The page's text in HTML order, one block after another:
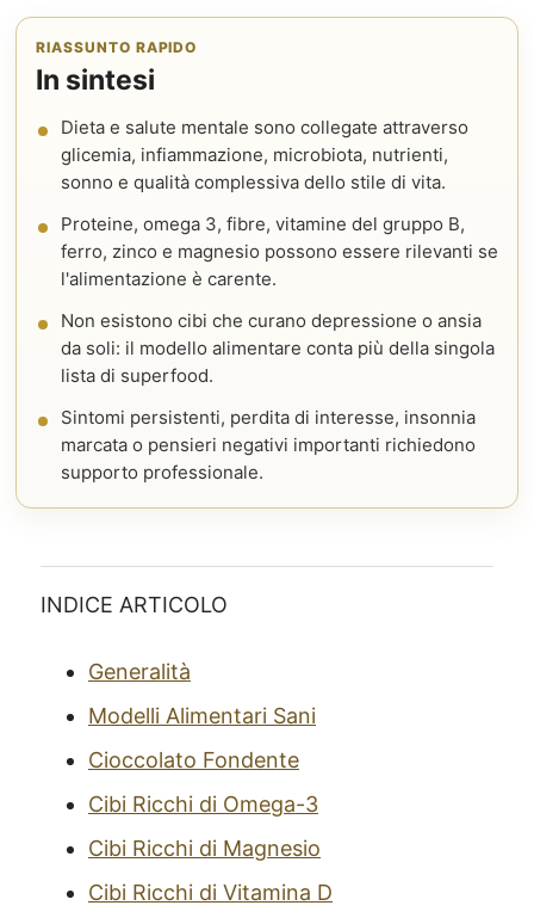
RIASSUNTO RAPIDO
In sintesi
Dieta e salute mentale sono collegate attraverso
glicemia, infiammazione, microbiota, nutrienti,
sonno e qualità complessiva dello stile di vita.
Proteine, omega 3, fibre, vitamine del gruppo B,
ferro, zinco e magnesio possono essere rilevanti se
l'alimentazione è carente.
Non esistono cibi che curano depressione o ansia
da soli: il modello alimentare conta più della singola
lista di superfood.
Sintomi persistenti, perdita di interesse, insonnia
marcata o pensieri negativi importanti richiedono
supporto professionale.
INDICE ARTICOLO
Generalità
Modelli Alimentari Sani
Cioccolato Fondente
Cibi Ricchi di Omega-3
Cibi Ricchi di Magnesio
Cibi Ricchi di Vitamina D